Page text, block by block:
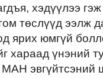
хэдүүлээ
төслүүд ээлж
ярих юмгүй
хараад үнэний
эвгүйтсэний